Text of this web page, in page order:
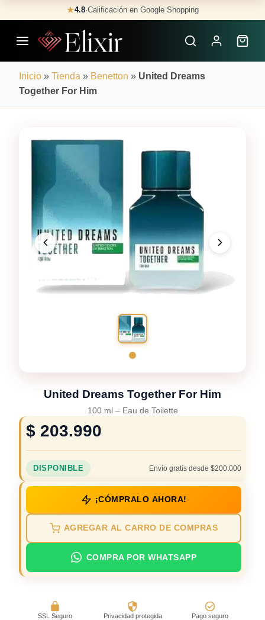
to
content
★4.8·Calificación en Google Shopping
Inicio » Tienda » Benetton » United Dreams
Together For Him
United Dreams Together For Him
100 ml – Eau de Toilette
$ 203.990
DISPONIBLE Envío gratis desde $200.000
¡CÓMPRALO AHORA!
AGREGAR AL CARRO DE COMPRAS
COMPRA POR WHATSAPP
SSL Seguro Privacidad protegida Pago seguro